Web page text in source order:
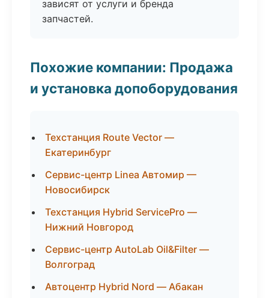
зависят от услуги и бренда
запчастей.
Похожие компании: Продажа
и установка допоборудования
Техстанция Route Vector —
Екатеринбург
Сервис-центр Linea Автомир —
Новосибирск
Техстанция Hybrid ServicePro —
Нижний Новгород
Сервис-центр AutoLab Oil&Filter —
Волгоград
Автоцентр Hybrid Nord — Абакан